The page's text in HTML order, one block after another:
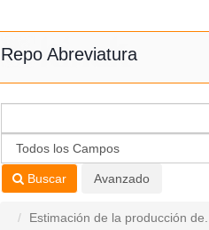
Repo Abreviatura
Buscar Avanzado
Estimación de la producción de...